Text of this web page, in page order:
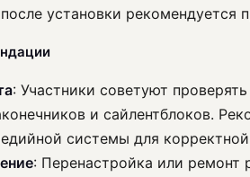
установки рекомендуется
: Участники советуют
и сайлентблоков.
системы для
: Перенастройка или ремонт